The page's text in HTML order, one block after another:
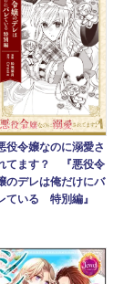
役令嬢なのに溺愛さ
てます？ 『悪役令
のデレは俺だけにバ
ている 特別編』